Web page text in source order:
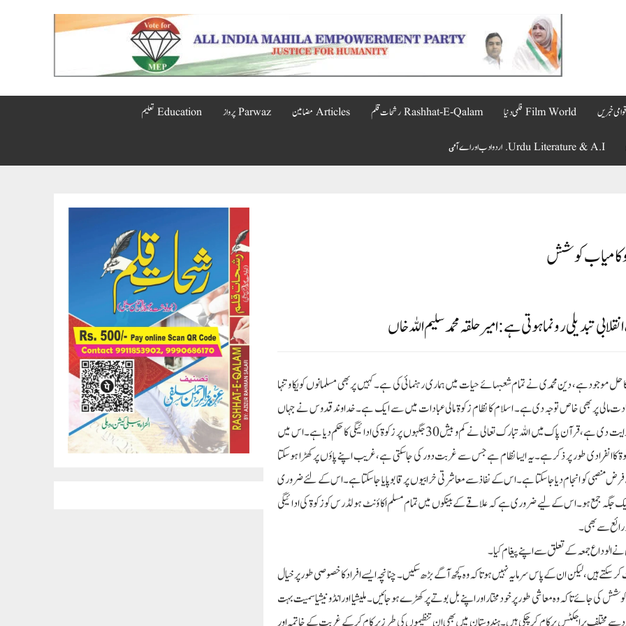
Film World فلمی دنیا Rashhat-E-Qalam رشحات قلم Articles مضامین Parwaz پرواز Education تعلیم
Urdu Literature & A.I. اردو ادب اور اے آٸ
کوشش
تبدیلی رونما ہوتی ہے:امیر حلقہ محمد سلیم اللہ خاں
موجود ہے، دین محمدی نے تمام شعبہائے حیات میں ہماری رہنمائی کی ہے۔کہیں پر بھی مسلمانوں کو یکا و تنہا
مالی پر بھی خاص توجہ دی ہے۔ اسلام کا نظام زکوۃ مالی عبادات میں سے ایک ہے۔ خدا وند قدوس نے جہاں
مسلمانوں کو نماز کی تاکید فرمائی ہے وہیں زکوۃ کا اہتمام کرنے کی بھی سخت ہدایت دی ہے، قرآن پاک میں اللہ تبارک تعالی نے کم و بیش30 جگہوں پر زکوۃکی ادائیگی کا حکم دیا ہے۔ اس میں
کا انفرادی طور پر ذکر ہے۔یہ ایسا نظام ہے جس سے غربت دور کی جاسکتی ہے، غریب اپنے پاؤں پر کھڑا ہوسکتا
کو انجام دیا جا سکتا ہے۔ اس کے نفاذ سے معاشرتی خرابیوں پر قابو پایا جاسکتا ہے۔ اس کے لئے ضروری
جگہ جمع ہو۔اس کے لیے ضروری ہے کہ علاقے کے بینکوں میں تمام مسلم اکاؤنٹ ہولڈرس کو زکوۃ کی ادائیگی
سے بھی۔
نے الوداع جمعہ کے تعلق سے اپنے پیغام کیا ۔
ہیں ، لیکن ان کے پاس سرمایہ نہیں ہوتا کہ وہ کچھ آگے بڑھ سکیں۔ چنانچہ ایسے افراد کا خصوصی طور پر خیال
کی جائے تاکہ وہ معاشی طور پر خود مختار اور اپنے بل بوتے پر کھڑے ہوجائیں۔ ملیشیا اور انڈونیشیاسمیت بہت